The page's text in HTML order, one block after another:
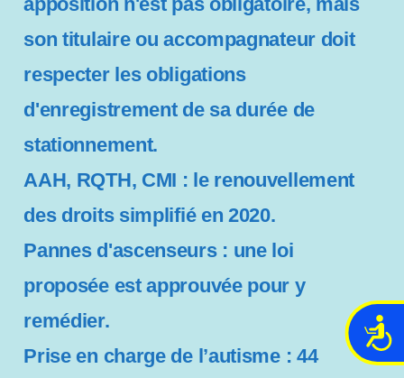
A
son titulaire ou accompagnateur doit
respecter les obligations
d'enregistrement de sa durée de
stationnement.
AAH, RQTH, CMI : le renouvellement
des droits simplifié en 2020.
Pannes d'ascenseurs : une loi
proposée est approuvée pour y
remédier.
Prise en charge de l’autisme : 44